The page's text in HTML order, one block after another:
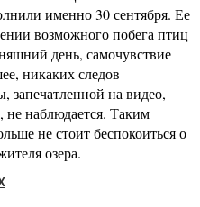
именно 30 сентября. Ее
возможного побега птиц
день, самочувствие
никаких следов
запечатленной на видео,
не наблюдается. Таким
не стоит беспокоиться о
озера.